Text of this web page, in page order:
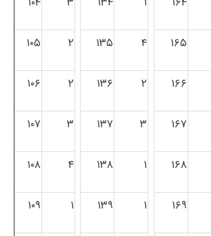
۱۶۵ ۴ ۱۳۵ ۲ ۱۰۵
۱۶۶ ۲ ۱۳۶ ۲ ۱۰۶
۱۶۷ ۳ ۱۳۷ ۳ ۱۰۷
۱۶۸ ۱ ۱۳۸ ۴ ۱۰۸
۱۶۹ ۱ ۱۳۹ ۱ ۱۰۹